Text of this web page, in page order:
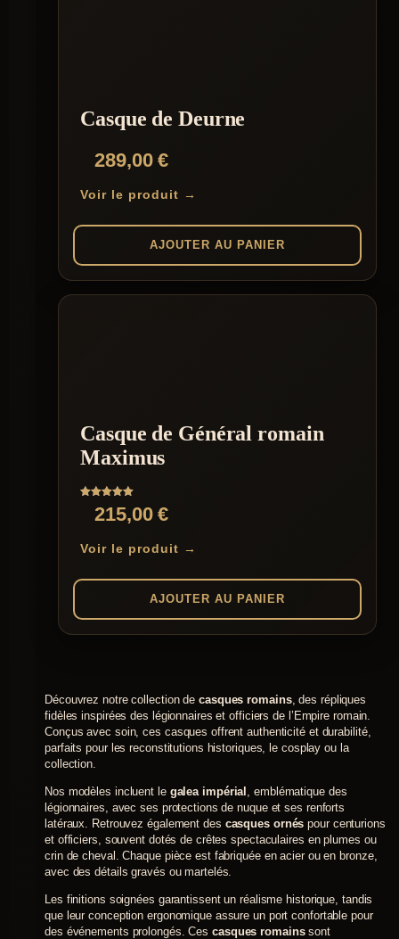
Casque de Deurne
289,00€
Voir le produit →
AJOUTER AU PANIER
Casque de Général romain
Maximus
Note
5.00215,00€
Voir le produit →
AJOUTER AU PANIER
Découvrez notre collection de casques romains, des répliques
fidèles inspirées des légionnaires et officiers de l’Empire romain.
Conçus avec soin, ces casques offrent authenticité et durabilité,
parfaits pour les reconstitutions historiques, le cosplay ou la
collection.
Nos modèles incluent le galea impérial , emblématique des
légionnaires, avec ses protections de nuque et ses renforts
latéraux. Retrouvez également des casques ornés pour centurions
et officiers, souvent dotés de crêtes spectaculaires en plumes ou
crin de cheval. Chaque pièce est fabriquée en acier ou en bronze,
avec des détails gravés ou martelés.
Les finitions soignées garantissent un réalisme historique, tandis
que leur conception ergonomique assure un port confortable pour
des événements prolongés. Ces casques romainssont